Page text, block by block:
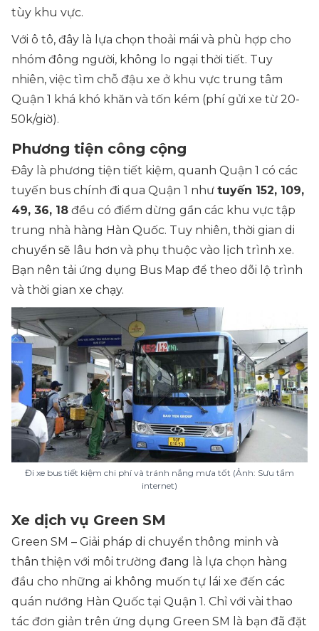
tùy khu vực.
Với ô tô, đây là lựa chọn thoải mái và phù hợp cho
nhóm đông người, không lo ngại thời tiết. Tuy
nhiên, việc tìm chỗ đậu xe ở khu vực trung tâm
Quận 1 khá khó khăn và tốn kém (phí gửi xe từ 20-
50k/giờ).
Phương tiện công cộng
Đây là phương tiện tiết kiệm, quanh Quận 1 có các
tuyến bus chính đi qua Quận 1 như tuyến 152, 109,
49, 36, 18 đều có điểm dừng gần các khu vực tập
trung nhà hàng Hàn Quốc. Tuy nhiên, thời gian di
chuyển sẽ lâu hơn và phụ thuộc vào lịch trình xe.
Bạn nên tải ứng dụng Bus Map để theo dõi lộ trình
và thời gian xe chạy.
Đi xe bus tiết kiệm chi phí và tránh nắng mưa tốt (Ảnh: Sưu tầm
internet)
Xe dịch vụ Green SM
Green SM – Giải pháp di chuyển thông minh và
thân thiện với môi trường đang là lựa chọn hàng
đầu cho những ai không muốn tự lái xe đến các
quán nướng Hàn Quốc tại Quận 1. Chỉ với vài thao
tác đơn giản trên ứng dụng Green SM là bạn đã đặt